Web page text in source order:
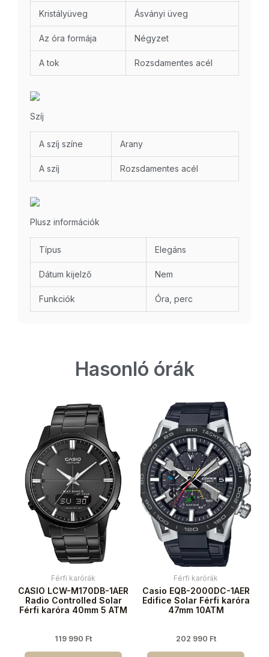
Kristályüveg Ásványi üveg
Az óra formája Négyzet
A tok Rozsdamentes acél
Szíj
A szíj színe Arany
A szíj Rozsdamentes acél
Plusz információk
Típus Elegáns
Dátum kijelző Nem
Funkciók Óra, perc
Hasonló órák
Férfi karórák
CASIO LCW-M170DB-1AER
Radio Controlled Solar
Férfi karóra 40mm 5 ATM
119 990 Ft
Férfi karórák
Casio EQB-2000DC-1AER
Edifice Solar Férfi karóra
47mm 10ATM
202 990 Ft